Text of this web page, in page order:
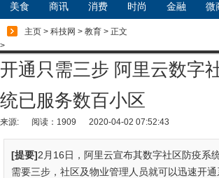
美食 商讯 消费 时尚 金融 微
主页 > 科技网 > 教育 > 正文
>
开通只需三步 阿里云数字
统已服务数百小区
来源: 阅读：1909 2020-04-02 07:52:43
[提要]2月16日，阿里云宣布其数字社区防疫系
需要三步，社区及物业管理人员就可以迅速开